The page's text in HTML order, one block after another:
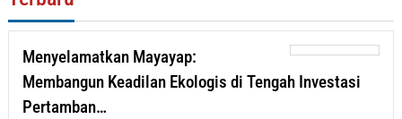
Menyelamatkan Mayayap:
Membangun Keadilan Ekologis di Tengah Investasi
Pertamban…